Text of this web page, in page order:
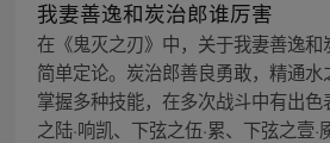
我妻善逸和炭治郎谁厉害
在《鬼灭之刃》中，关于我妻善逸
简单定论。炭治郎善良勇敢，精通水
掌握多种技能，在多次战斗中有出
之陆·响凯、下弦之伍·累、下弦之壹